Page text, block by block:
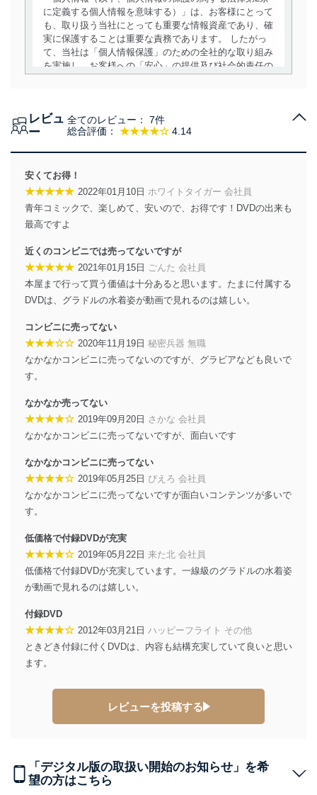
に定義する個人情報を意味する）」は、お客様にとって
も、取り扱う当社にとっても重要な情報資産であり、確
実に保護することは重要な責務であります。 したがっ
て、当社は「個人情報保護」のための全社的な取り組み
を実施し、お客様への「安心」の提供及び社会的責任の
当社は、個人情報の取得・利用・提供に際して、その利
得・利用・提供を行います。また、当社が保有している
個人情報は、同意を得ずに目的外利用、第三者への提
供・開示は行いません。当社においてはこれらの取り組
みを確実にするため、従業者等の教育を徹底してまいり
ます。また、目的外利用を行わないために、適切な管理
法令遵守
当社は、個人情報に関連する法令、国が定める指針及び
その他の規範を遵守します。また、当社の管理の仕組み
す。
個人情報の安全管理措置
施し、個人情報の漏えい、滅失またはき損の防止及び是
正に努めます。
アクセス制御
個人データを取り扱うことのできる機器及び当該
機器を取り扱う従業者を明確化し、 個人データへ
の不要なアクセスを防止しています。
ーザーアカウント制御）により、個人情報データ
ベース等を取り扱う情報システムを使用する従業
者を識別・認証しています。
外部からの不正アクセス等の防止
個人データを取り扱う機器等にセキュリティ対策
ソフトウェア等を導入し、自動更新 機能等の活用
送信する場合に、当該ファイルへのパスワードを
設定しています。
当社は、内部監査及びマネジメントレビューの機会を通
じて、個人情報保護マネジメントシステムを継続的に改
レビュ
ー
総合評価： ★★★★☆ 4.14
全てのレビュー： 7件
安くてお得！
★★★★★ 2022年01月10日 ホワイトタイガー 会社員
青年コミックで、楽しめて、安いので、お得です！DVDの出来も
最高ですよ
近くのコンビニでは売ってないですが
★★★★★ 2021年01月15日 ごんた 会社員
本屋まで行って買う価値は十分あると思います。たまに付属する
DVDは、グラドルの水着姿が動画で見れるのは嬉しい。
コンビニに売ってない
★★★☆☆ 2020年11月19日 秘密兵器 無職
なかなかコンビニに売ってないのですが、グラビアなども良いで
す。
なかなか売ってない
★★★★☆ 2019年09月20日 さかな 会社員
なかなかコンビニに売ってないですが、面白いです
なかなかコンビニに売ってない
★★★★☆ 2019年05月25日 ぴえろ 会社員
なかなかコンビニに売ってないですが面白いコンテンツが多いで
す。
低価格で付録DVDが充実
★★★★☆ 2019年05月22日 来た北 会社員
低価格で付録DVDが充実しています。一線級のグラドルの水着姿
が動画で見れるのは嬉しい。
付録DVD
★★★★☆ 2012年03月21日 ハッピーフライト その他
ときどき付録に付くDVDは、内容も結構充実していて良いと思い
ます。
レビューを投稿する
「デジタル版の取扱い開始のお知らせ」を希
望の方はこちら